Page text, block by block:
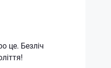
це. Безліч